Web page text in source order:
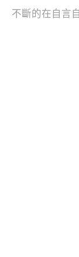
不斷的在自言